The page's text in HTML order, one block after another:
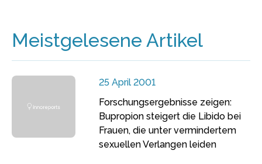
Meistgelesene Artikel
25 April 2001
Forschungsergebnisse zeigen:
Bupropion steigert die Libido bei
Frauen, die unter vermindertem
sexuellen Verlangen leiden